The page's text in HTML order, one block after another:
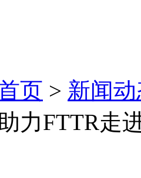
页 > 新闻
力FTTR走